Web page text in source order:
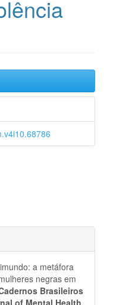
a metáfora
negras em
Brasileiros
of Mental Health,